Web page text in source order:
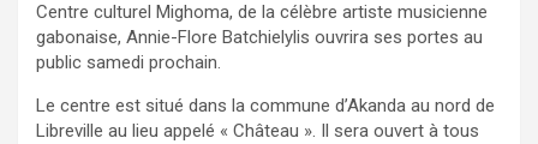
Centre culturel Mighoma, de la célèbre artiste musicienne
gabonaise, Annie-Flore Batchielylis ouvrira ses portes au
public samedi prochain.
Le centre est situé dans la commune d’Akanda au nord de
Libreville au lieu appelé « Château ». Il sera ouvert à tous